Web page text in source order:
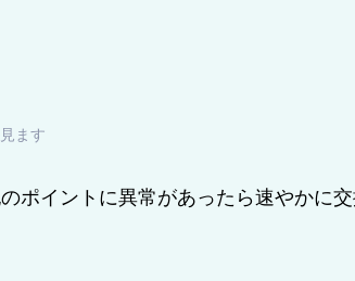
ます
ポイントに異常があったら速やかに